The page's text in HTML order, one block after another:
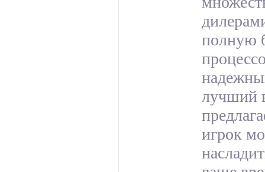
полную
лучший
игрок